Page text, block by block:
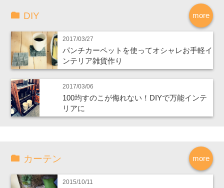
more
DIY
2017/03/27
パンチカーペットを使ってオシャレお手軽イ
ンテリア雑貨作り
2017/03/06
100均すのこが侮れない！DIYで万能インテ
リアに
more
カーテン
2015/10/11